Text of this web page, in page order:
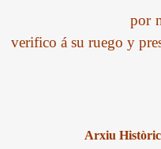
por no saber
verifico á su ruego y
Arxiu